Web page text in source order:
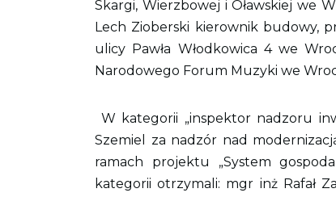
Skargi, Wierzbowej i Oławskiej we
Lech Zioberski kierownik budowy,
ulicy Pawła Włodkowica 4 we
Narodowego Forum Muzyki we
W kategorii „inspektor nadzoru
Szemiel za nadzór nad
ramach projektu „System
kategorii otrzymali: mgr inż Rafał